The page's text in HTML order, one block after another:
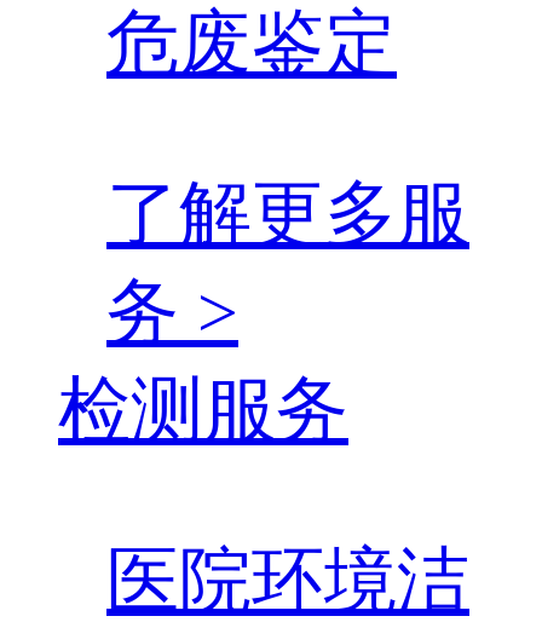
危废鉴定
了解更多服
务 >
检测服务
医院环境洁